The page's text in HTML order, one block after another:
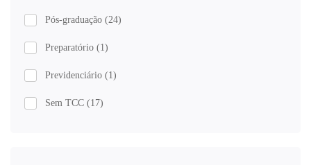
Pós-graduação (24)
Preparatório (1)
Previdenciário (1)
Sem TCC (17)